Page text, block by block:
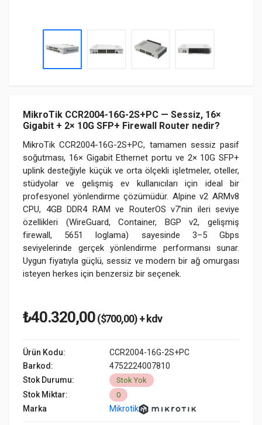
MikroTik CCR2004-16G-2S+PC — Sessiz, 16×
Gigabit + 2× 10G SFP+ Firewall Router nedir?
MikroTik CCR2004-16G-2S+PC, tamamen sessiz pasif
soğutması, 16× Gigabit Ethernet portu ve 2× 10G SFP+
uplink desteğiyle küçük ve orta ölçekli işletmeler, oteller,
stüdyolar ve gelişmiş ev kullanıcıları için ideal bir
profesyonel yönlendirme çözümüdür. Alpine v2 ARMv8
CPU, 4GB DDR4 RAM ve RouterOS v7’nin ileri seviye
özellikleri (WireGuard, Container, BGP v2, gelişmiş
firewall, 5651 loglama) sayesinde 3–5 Gbps
seviyelerinde gerçek yönlendirme performansı sunar.
Uygun fiyatıyla güçlü, sessiz ve modern bir ağ omurgası
isteyen herkes için benzersiz bir seçenek.
₺40.320,00($700,00) + kdv
Ürün Kodu:
CCR2004-16G-2S+PC
Barkod:
4752224007810
Stok Durumu:
Stok Yok
Stok Miktar: 0
Marka Mikrotik